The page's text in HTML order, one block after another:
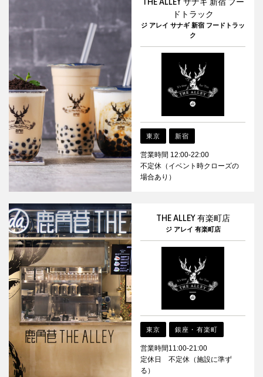
THE ALLEY サナギ 新宿 フー
ドトラック
ジ アレイ サナギ 新宿 フードトラッ
ク
東京 新宿
営業時間 12:00-22:00
不定休（イベント時クローズの
場合あり）
THE ALLEY 有楽町店
ジ アレイ 有楽町店
東京 銀座・有楽町
営業時間11:00-21:00
定休日 不定休（施設に準ず
る）